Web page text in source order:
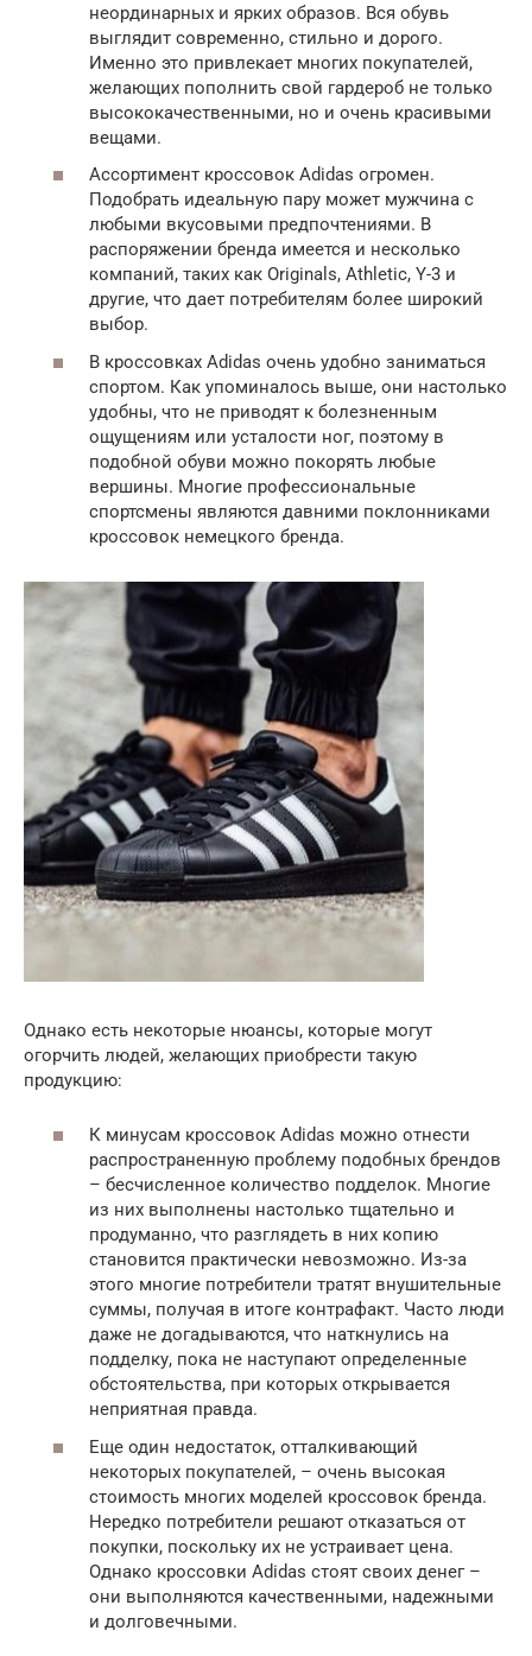
неординарных и ярких образов. Вся обувь
выглядит современно, стильно и дорого.
Именно это привлекает многих покупателей,
желающих пополнить свой гардероб не только
высококачественными, но и очень красивыми
вещами.
Ассортимент кроссовок Adidas огромен.
Подобрать идеальную пару может мужчина с
любыми вкусовыми предпочтениями. В
распоряжении бренда имеется и несколько
компаний, таких как Originals, Athletic, Y-3 и
другие, что дает потребителям более широкий
выбор.
В кроссовках Adidas очень удобно заниматься
спортом. Как упоминалось выше, они настолько
удобны, что не приводят к болезненным
ощущениям или усталости ног, поэтому в
подобной обуви можно покорять любые
вершины. Многие профессиональные
спортсмены являются давними поклонниками
кроссовок немецкого бренда.
Однако есть некоторые нюансы, которые могут
огорчить людей, желающих приобрести такую
продукцию:
К минусам кроссовок Adidas можно отнести
распространенную проблему подобных брендов
– бесчисленное количество подделок. Многие
из них выполнены настолько тщательно и
продуманно, что разглядеть в них копию
становится практически невозможно. Из-за
этого многие потребители тратят внушительные
суммы, получая в итоге контрафакт. Часто люди
даже не догадываются, что наткнулись на
подделку, пока не наступают определенные
обстоятельства, при которых открывается
неприятная правда.
Еще один недостаток, отталкивающий
некоторых покупателей, – очень высокая
стоимость многих моделей кроссовок бренда.
Нередко потребители решают отказаться от
покупки, поскольку их не устраивает цена.
Однако кроссовки Adidas стоят своих денег –
они выполняются качественными, надежными
и долговечными.